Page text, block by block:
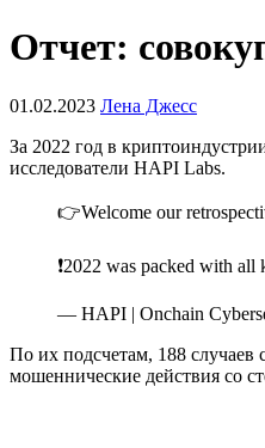
Отчет:
01.02.2023 Лена Джесс
За 2022 год в
исследователи HAPI Labs.
👉Welcome our
❗️2022 was packed with
— HAPI | Onchain
По их подсчетам, 188 случаев
мошеннические действия со